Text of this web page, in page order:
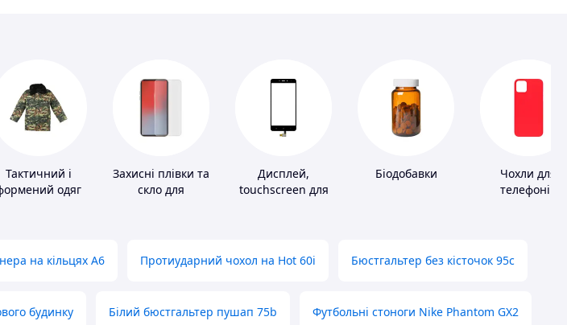
Тактичний і
одяг
Захисні плівки та
скло для
Дисплей,
touchscreen для
Біодобавки
Чохли для
телефонів
на кільцях А6 Протиударний чохол на Hot 60i Бюстгальтер без кісточок 95с
будинку Білий бюстгальтер пушап 75b Футбольні стоноги Nike Phantom GX2